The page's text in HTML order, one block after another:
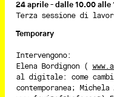
24 aprile - dalle 10.00 alle
Terza sessione di
Temporary
Intervengono:
Elena Bordignon (
al digitale: come
contemporanea;